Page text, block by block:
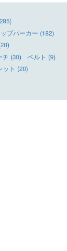
プパーカー (182)
チ (30)
ベルト (9)
ット (20)